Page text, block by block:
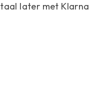
later met Klarna